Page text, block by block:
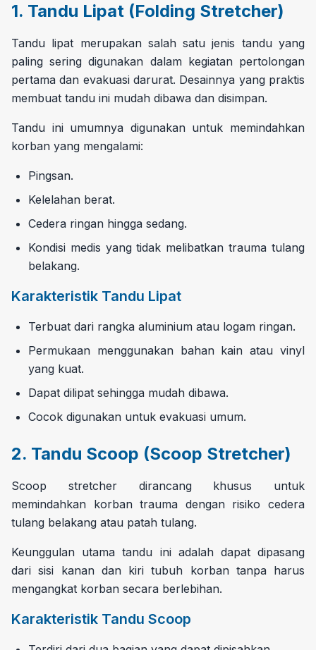
1. Tandu Lipat (Folding Stretcher)
Tandu lipat merupakan salah satu jenis tandu yang
paling sering digunakan dalam kegiatan pertolongan
pertama dan evakuasi darurat. Desainnya yang praktis
membuat tandu ini mudah dibawa dan disimpan.
Tandu ini umumnya digunakan untuk memindahkan
korban yang mengalami:
Pingsan.
Kelelahan berat.
Cedera ringan hingga sedang.
Kondisi medis yang tidak melibatkan trauma tulang
belakang.
Karakteristik Tandu Lipat
Terbuat dari rangka aluminium atau logam ringan.
Permukaan menggunakan bahan kain atau vinyl
yang kuat.
Dapat dilipat sehingga mudah dibawa.
Cocok digunakan untuk evakuasi umum.
2. Tandu Scoop (Scoop Stretcher)
Scoop stretcher dirancang khusus untuk
memindahkan korban trauma dengan risiko cedera
tulang belakang atau patah tulang.
Keunggulan utama tandu ini adalah dapat dipasang
dari sisi kanan dan kiri tubuh korban tanpa harus
mengangkat korban secara berlebihan.
Karakteristik Tandu Scoop